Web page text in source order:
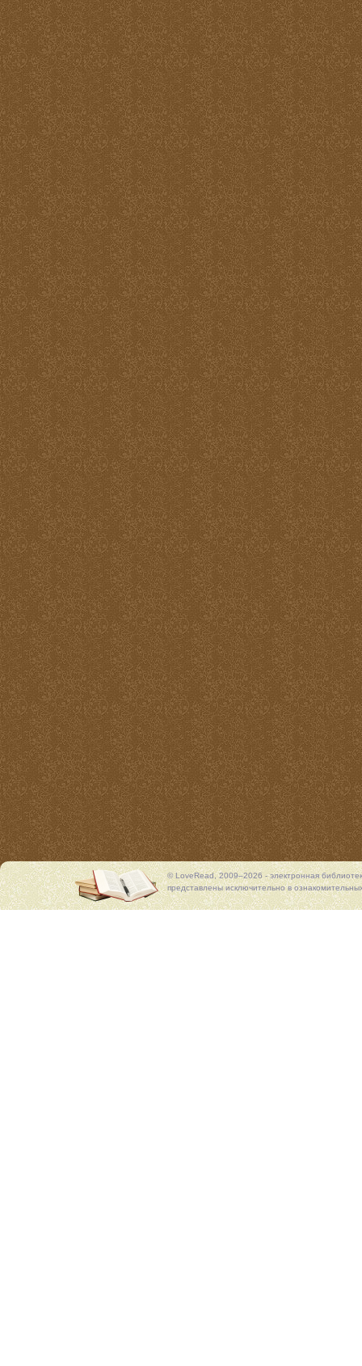
© LoveRead, 2009–2026 - электронная
представлены исключительно в